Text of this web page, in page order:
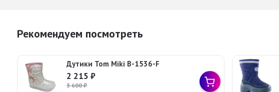
Рекомендуем посмотреть
Дутики Tom Miki B-1536-F
2 215 ₽
3 600₽